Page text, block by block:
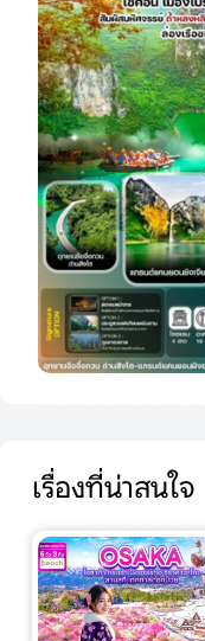
เรื่องที่น่าสนใจ